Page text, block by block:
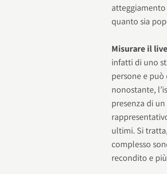
atteggiamento
quanto sia
Misurare il
infatti di uno
persone e
nonostante,
presenza di
ultimi. Si
complesso
recondito e